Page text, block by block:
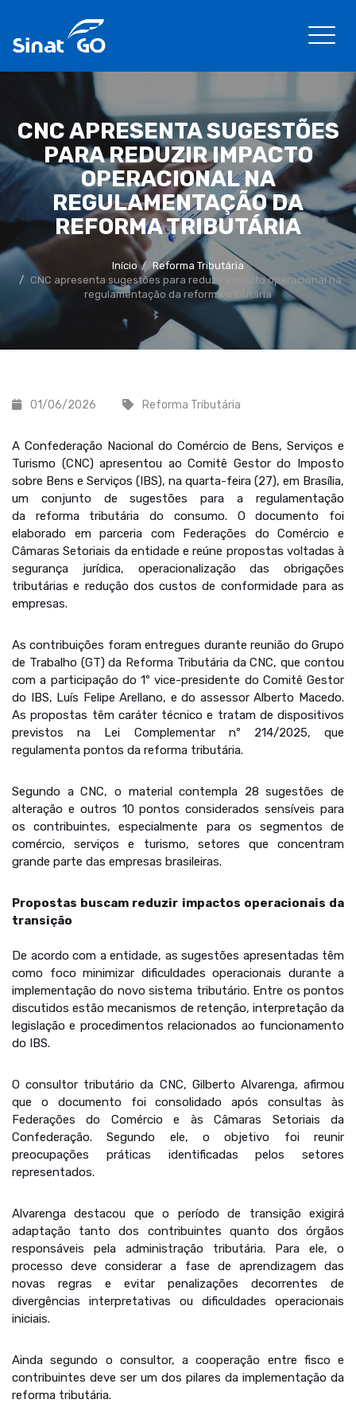
CNC APRESENTA SUGESTÕES
PARA REDUZIR IMPACTO
OPERACIONAL NA
REGULAMENTAÇÃO DA
REFORMA TRIBUTÁRIA
Início
Reforma Tributária
CNC apresenta sugestões para reduzir impacto operacional na
regulamentação da reforma tributária
01/06/2026 Reforma Tributária
A Confederação Nacional do Comércio de Bens, Serviços e
Turismo (CNC) apresentou ao Comitê Gestor do Imposto
sobre Bens e Serviços (IBS), na quarta-feira (27), em Brasília,
um conjunto de sugestões para a regulamentação
da reforma tributária do consumo. O documento foi
elaborado em parceria com Federações do Comércio e
Câmaras Setoriais da entidade e reúne propostas voltadas à
segurança jurídica, operacionalização das obrigações
tributárias e redução dos custos de conformidade para as
empresas.
As contribuições foram entregues durante reunião do Grupo
de Trabalho (GT) da Reforma Tributária da CNC, que contou
com a participação do 1º vice-presidente do Comitê Gestor
do IBS, Luís Felipe Arellano, e do assessor Alberto Macedo.
As propostas têm caráter técnico e tratam de dispositivos
previstos na Lei Complementar nº 214/2025, que
regulamenta pontos da reforma tributária.
Segundo a CNC, o material contempla 28 sugestões de
alteração e outros 10 pontos considerados sensíveis para
os contribuintes, especialmente para os segmentos de
comércio, serviços e turismo, setores que concentram
grande parte das empresas brasileiras.
Propostas buscam reduzir impactos operacionais da
transição
De acordo com a entidade, as sugestões apresentadas têm
como foco minimizar dificuldades operacionais durante a
implementação do novo sistema tributário. Entre os pontos
discutidos estão mecanismos de retenção, interpretação da
legislação e procedimentos relacionados ao funcionamento
do IBS.
O consultor tributário da CNC, Gilberto Alvarenga, afirmou
que o documento foi consolidado após consultas às
Federações do Comércio e às Câmaras Setoriais da
Confederação. Segundo ele, o objetivo foi reunir
preocupações práticas identificadas pelos setores
representados.
Alvarenga destacou que o período de transição exigirá
adaptação tanto dos contribuintes quanto dos órgãos
responsáveis pela administração tributária. Para ele, o
processo deve considerar a fase de aprendizagem das
novas regras e evitar penalizações decorrentes de
divergências interpretativas ou dificuldades operacionais
iniciais.
Ainda segundo o consultor, a cooperação entre fisco e
contribuintes deve ser um dos pilares da implementação da
reforma tributária.